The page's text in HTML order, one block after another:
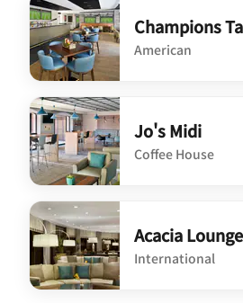
Champions
American
undefined Champions Tavern
Jo's Midi
Coffee House
undefined Jo's Midi
Acacia
International